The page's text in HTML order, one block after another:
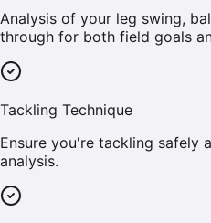
Analysis of your leg swing,
through for both field goals
Tackling Technique
Ensure you're tackling safely
analysis.